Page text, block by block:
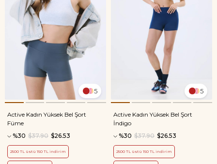
5
Active Kadın Yüksek Bel Şort
Füme
%30
$26.53
$37.90
2500 TL üstü 150 TL indirim
5
Active Kadın Yüksek Bel Şort
İndigo
%30
$26.53
$37.90
2500 TL üstü 150 TL indirim